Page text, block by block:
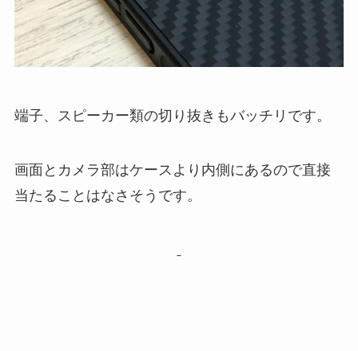
端子、スピーカー類の切り抜きもバッチリです。
画面とカメラ部はケースより内側にあるので直接
当たることはなさそうです。